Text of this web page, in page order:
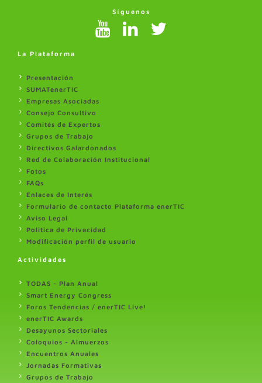
Síguenos
La Plataforma
Presentación
SUMATenerTIC
Empresas Asociadas
Consejo Consultivo
Comités de Expertos
Grupos de Trabajo
Directivos Galardonados
Red de Colaboración Institucional
Fotos
FAQs
Enlaces de Interés
Formulario de contacto Plataforma enerTIC
Aviso Legal
Politica de Privacidad
Modificación perfil de usuario
Actividades
TODAS - Plan Anual
Smart Energy Congress
Foros Tendencias / enerTIC Live!
enerTIC Awards
Desayunos Sectoriales
Coloquios - Almuerzos
Encuentros Anuales
Jornadas Formativas
Grupos de Trabajo